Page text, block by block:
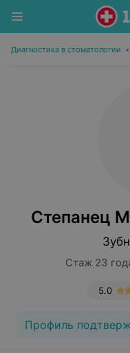
Диагностика в стоматологии •
Степанец
Стаж 23
5.0
Профиль